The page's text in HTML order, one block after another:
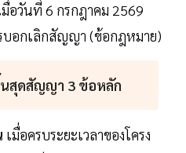
อวันที่ 6 กรกฎาคม 2569
บอกเลิกสัญญา (ข้อกฎหมาย)
นสุดสัญญา 3 ข้อหลัก
เมื่อครบระยะเวลาของโครง